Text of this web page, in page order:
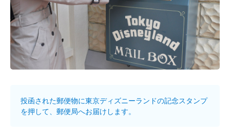
投函された郵便物に東京ディズニーランドの記念スタンプ
を押して、郵便局へお届けします。